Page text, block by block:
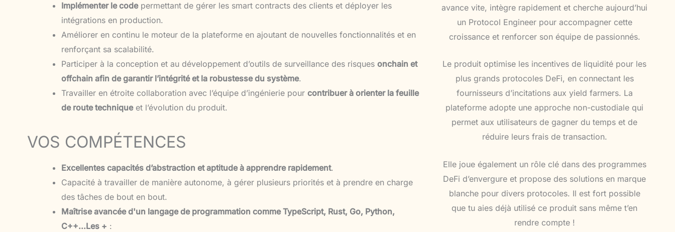
Implémenter le codepermettant de gérer les smart contracts des clients et déployer les
intégrations en production.
Améliorer en continu le moteur de la plateforme en ajoutant de nouvelles fonctionnalités et en
renforçant sa scalabilité.
Participer à la conception et au développement d’outils de surveillance des risques onchain et
offchain afin de garantir l’intégrité et la robustesse du système.
Travailler en étroite collaboration avec l’équipe d’ingénierie pour contribuer à orienter la feuille
de route techniqueet l’évolution du produit.
VOS COMPÉTENCES
Excellentes capacités d’abstraction et aptitude à apprendre rapidement.
Capacité à travailler de manière autonome, à gérer plusieurs priorités et à prendre en charge
des tâches de bout en bout.
Maîtrise avancée d'un langage de programmation comme TypeScript, Rust, Go, Python,
C++...Les + :
avance vite, intègre rapidement et cherche aujourd’hui
un Protocol Engineer pour accompagner cette
croissance et renforcer son équipe de passionnés.
Le produit optimise les incentives de liquidité pour les
plus grands protocoles DeFi, en connectant les
fournisseurs d’incitations aux yield farmers. La
plateforme adopte une approche non-custodiale qui
permet aux utilisateurs de gagner du temps et de
réduire leurs frais de transaction.
Elle joue également un rôle clé dans des programmes
DeFi d’envergure et propose des solutions en marque
blanche pour divers protocoles. Il est fort possible
que tu aies déjà utilisé ce produit sans même t’en
rendre compte !